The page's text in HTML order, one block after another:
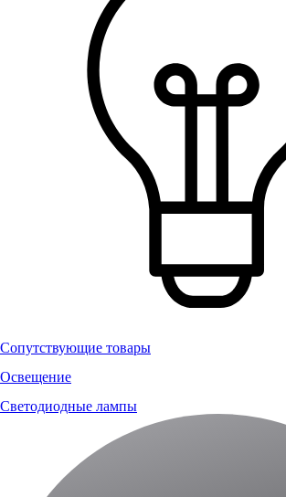
Сопутствующие товары
Освещение
Светодиодные лампы